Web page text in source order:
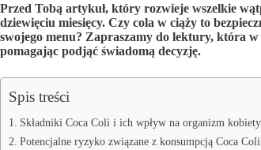
Przed Tobą artykuł, który rozwieje wszelkie
dziewięciu miesięcy. Czy cola w ciąży to
swojego menu? Zapraszamy do lektury, która
pomagając podjąć świadomą decyzję.
Spis treści
Składniki Coca Coli i ich wpływ na organizm
Potencjalne ryzyko związane z konsumpcją Coca